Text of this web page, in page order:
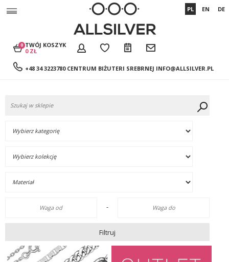
+48 34 3223780 CENTRUM BIŻUTERI SREBRNEJ INFO@ALLSILVER.PL
TWÓJ KOSZYK
0 ZŁ
0
PL EN DE
-
Filtruj